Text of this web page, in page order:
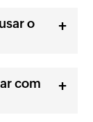
o
com